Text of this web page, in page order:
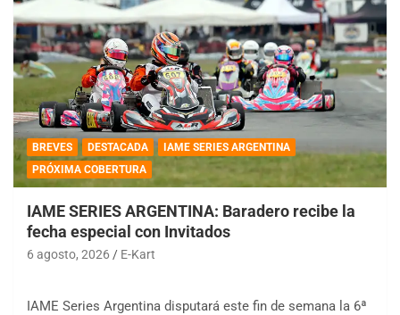
BREVES DESTACADA
IAME SERIES ARGENTINA
PRÓXIMA COBERTURA
IAME SERIES ARGENTINA: Baradero recibe la
fecha especial con Invitados
6 agosto, 2026 E-Kart
IAME Series Argentina disputará este fin de semana la 6ª